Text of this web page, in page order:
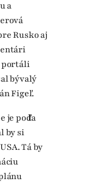
a
Rusko aj
portáli
bývalý
Figeľ.
je podľa
by si
Tá by